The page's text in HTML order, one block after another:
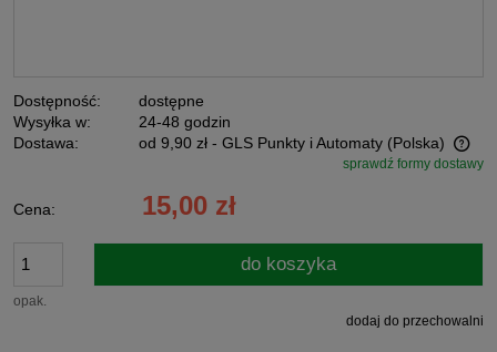
Dostępność:
dostępne
Wysyłka w:
24-48 godzin
Dostawa:
od 9,90 zł - GLS Punkty i Automaty (Polska)
Cena nie zawiera ewentualnych kosztów płatnościsprawdź formy dostawy
Cena: 15,00 zł
opak.
do koszyka
dodaj do przechowalni